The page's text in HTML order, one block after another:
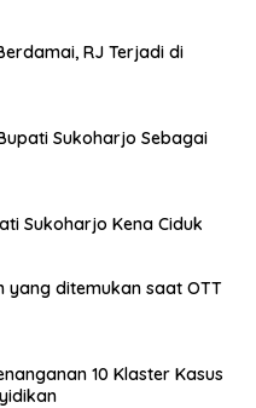
RJ Terjadi di
Sukoharjo Sebagai
Sukoharjo Kena Ciduk
yang ditemukan saat OTT
10 Klaster Kasus